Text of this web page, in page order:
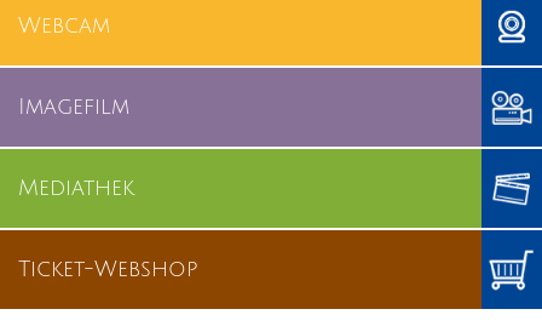
Webcam
Imagefilm
Mediathek
Ticket-Webshop